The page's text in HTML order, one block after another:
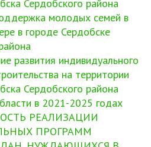
Сердобского района
молодых семей в
в городе Сердобске
развития индивидуального
на территории
Сердобского района
в 2021-2025 годах
РЕАЛИЗАЦИИ
ПРОГРАММ